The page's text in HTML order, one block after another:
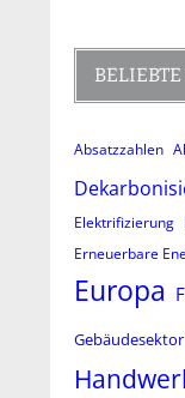
Absatzzahlen
Elektrifizierung
Erneuerbare
Europa
Gebäudesektor